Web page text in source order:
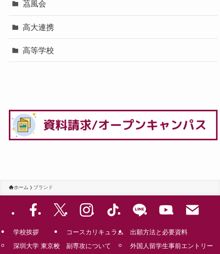
茘風会
高大連携
高等学校
ホーム ブランド
学校挨拶
深圳大学 東京校
コースカリキュラム
副専攻について
出願方法と必要資料
外国人留学生事前エントリー